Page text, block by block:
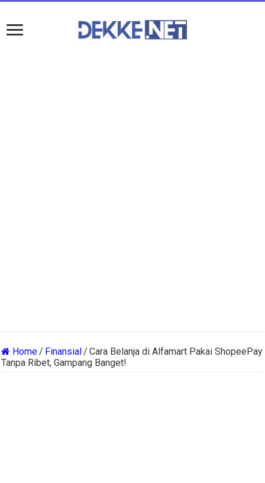
Home/ Finansial/ Cara Belanja di Alfamart Pakai ShopeePay
Tanpa Ribet, Gampang Banget!